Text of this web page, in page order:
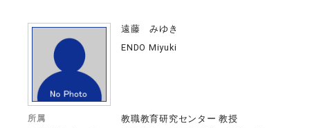
遠藤 みゆき
ENDO Miyuki
所属 教職教育研究センター 教授